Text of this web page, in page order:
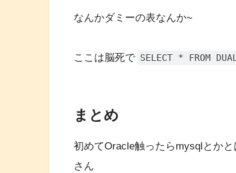
なんかダミーの表なんか~
ここは脳死で SELECT * FROM
まとめ
初めてOracle触ったらmysqlとか
さん